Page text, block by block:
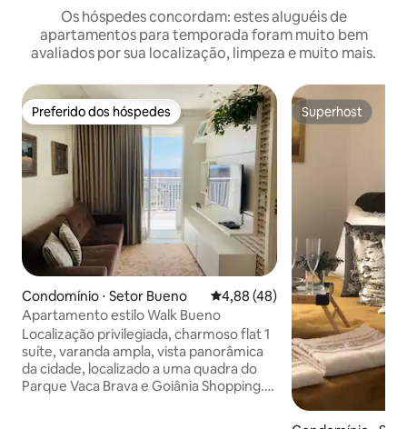
Os hóspedes concordam: estes aluguéis de
apartamentos para temporada foram muito bem
avaliados por sua localização, limpeza e muito mais.
Preferido dos hóspedes
Preferido dos hóspedes
Condomínio ⋅ Setor Bueno 4,88 de uma avaliação média
4,88 (48)
Apartamento estilo Walk Bueno
Localização privilegiada, charmoso flat 1
suíte, varanda ampla, vista panorâmica
da cidade, localizado a uma quadra do
Parque Vaca Brava e Goiânia Shopping.
Superhost
Superhost